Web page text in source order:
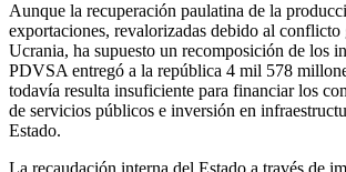
Aunque la recuperación paulatina de la
exportaciones, revalorizadas debido al conflicto
Ucrania, ha supuesto un recomposición de los
PDVSA entregó a la república 4 mil 578
todavía resulta insuficiente para financiar los
de servicios públicos e inversión en
Estado.